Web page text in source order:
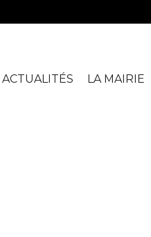
ACTUALITÉS LA MAIRIE